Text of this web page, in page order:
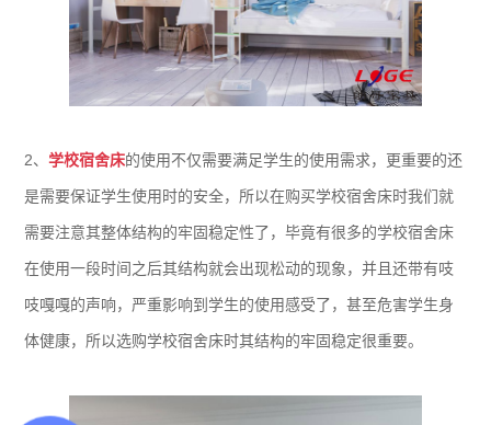
2、学校宿舍床的使用不仅需要满足学生的使用需求，更重要的还
是需要保证学生使用时的安全，所以在购买学校宿舍床时我们就
需要注意其整体结构的牢固稳定性了，毕竟有很多的学校宿舍床
在使用一段时间之后其结构就会出现松动的现象，并且还带有吱
吱嘎嘎的声响，严重影响到学生的使用感受了，甚至危害学生身
体健康，所以选购学校宿舍床时其结构的牢固稳定很重要。